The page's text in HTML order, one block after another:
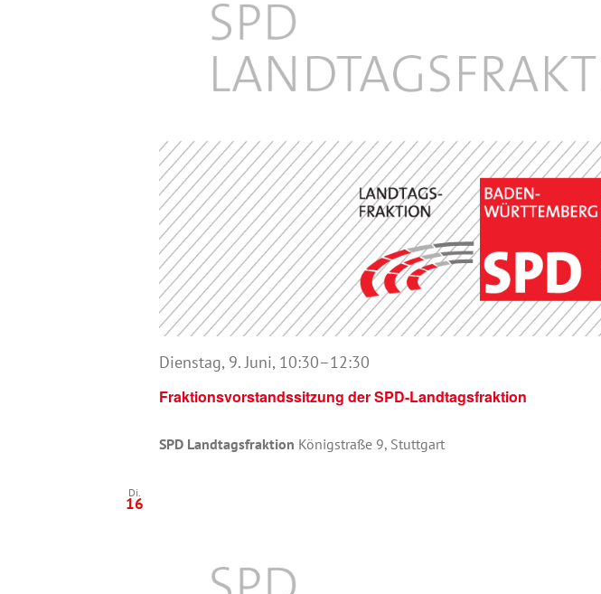
Fraktionsvorstandssitzung der SPD-Landtagsfraktion
Dienstag, 9. Juni, 10:30–12:30
SPD Landtagsfraktion Königstraße 9, Stuttgart
Di.
16